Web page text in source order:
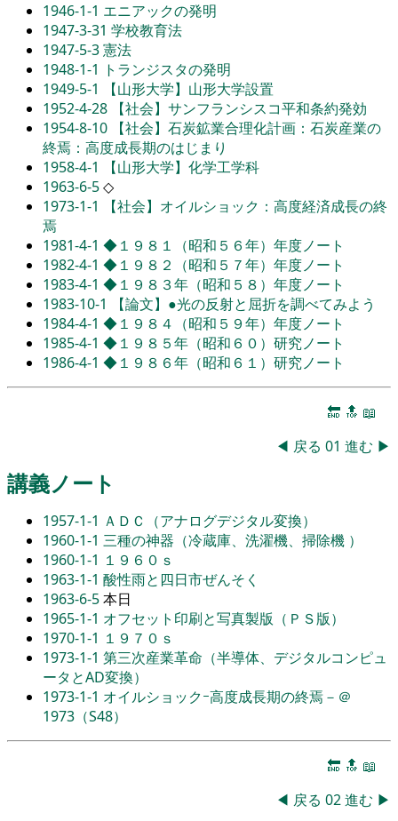
1946-1-1 エニアックの発明
1947-3-31 学校教育法
1947-5-3憲法
1948-1-1 トランジスタの発明
1949-5-1
【山形大学】山形大学設置
1952-4-28
【社会】サンフランシスコ平和条約発効
1954-8-10
【社会】石炭鉱業合理化計画：石炭産業の
終焉：高度成長期のはじまり
1958-4-1
【山形大学】化学工学科
1963-6-5◇
1973-1-1
【社会】オイルショック：高度経済成長の終
焉
1981-4-1 ◆１９８１（昭和５６年）年度ノート
1982-4-1 ◆１９８２（昭和５７年）年度ノート
1983-4-1 ◆１９８３年（昭和５８）年度ノート
1983-10-1
【論文】●光の反射と屈折を調べてみよう
1984-4-1 ◆１９８４（昭和５９年）年度ノート
1985-4-1 ◆１９８５年（昭和６０）研究ノート
1986-4-1 ◆１９８６年（昭和６１）研究ノート
🔚 🔝 📖
◀ 戻る 01 進む ▶
講義ノート
1957-1-1 ＡＤＣ（アナログデジタル変換）
1960-1-1 三種の神器（冷蔵庫、洗濯機、掃除機 ）
1960-1-1 １９６０ｓ
1963-1-1 酸性雨と四日市ぜんそく
1963-6-5本日
1965-1-1 オフセット印刷と写真製版（ＰＳ版）
1970-1-1 １９７０ｓ
1973-1-1 第三次産業革命（半導体、デジタルコンピュ
ータとAD変換）
1973-1-1 オイルショックｰ高度成長期の終焉－＠
1973（S48）
🔚 🔝 📖
◀ 戻る 02進む ▶